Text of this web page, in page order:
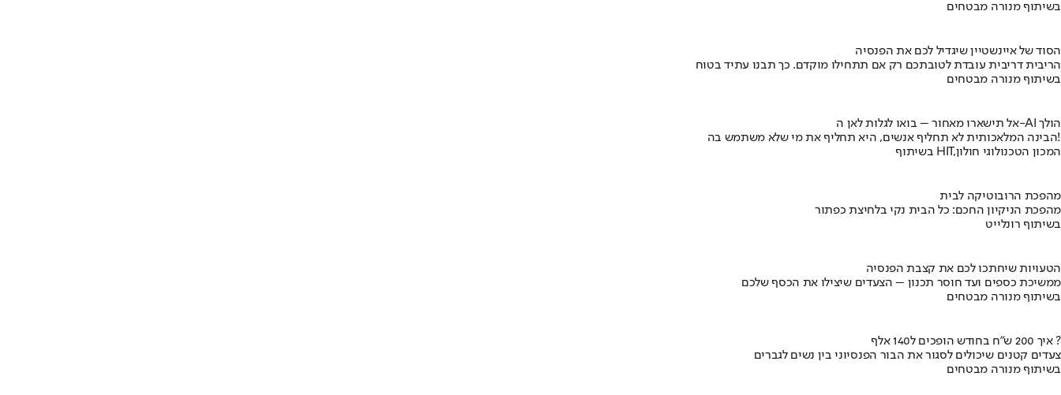
בשיתוף מנורה מבטחים
הסוד של איינשטיין שיגדיל לכם את הפנסיה
הריבית דריבית עובדת לטובתכם רק אם תתחילו מוקדם. כך תבנו עתיד בטוח
בשיתוף מנורה מבטחים
אל תישארו מאחור – בואו לגלות לאן ה-AI הולך
הבינה המלאכותית לא תחליף אנשים, היא תחליף את מי שלא משתמש בה!
בשיתוף HIT,המכון הטכנולוגי חולון
מהפכת הרובוטיקה לבית
מהפכת הניקיון החכם: כל הבית נקי בלחיצת כפתור
בשיתוף רונלייט
הטעויות שיחתכו לכם את קצבת הפנסיה
ממשיכת כספים ועד חוסר תכנון – הצעדים שיצילו את הכסף שלכם
בשיתוף מנורה מבטחים
איך 200 ש"ח בחודש הופכים ל140 אלף ?
צעדים קטנים שיכולים לסגור את הבור הפנסיוני בין נשים לגברים
בשיתוף מנורה מבטחים